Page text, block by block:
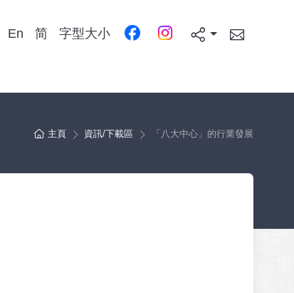
En 简 字型大小
分享本頁
主頁 資訊/下載區 「八大中心」的行業發展